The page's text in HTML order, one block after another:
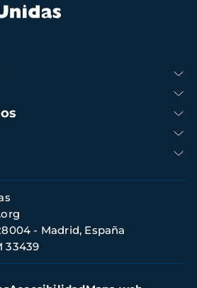
- Madrid, España
33439